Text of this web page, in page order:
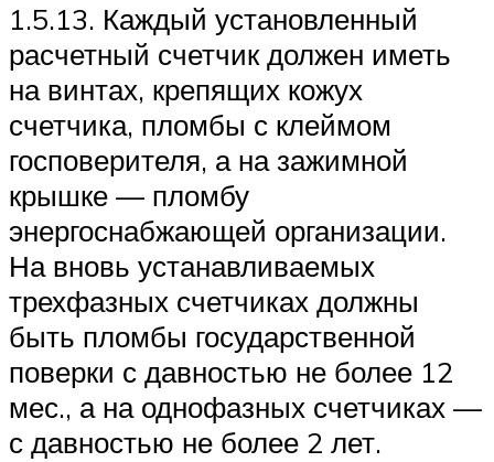
1.5.13. Каждый установленный
расчетный счетчик должен иметь
на винтах, крепящих кожух
счетчика, пломбы с клеймом
госповерителя, а на зажимной
крышке — пломбу
энергоснабжающей организации.
На вновь устанавливаемых
трехфазных счетчиках должны
быть пломбы государственной
поверки с давностью не более 12
мес., а на однофазных счетчиках —
с давностью не более 2 лет.